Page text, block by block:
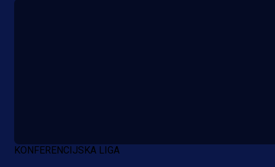
KONFERENCIJSKA LIGA